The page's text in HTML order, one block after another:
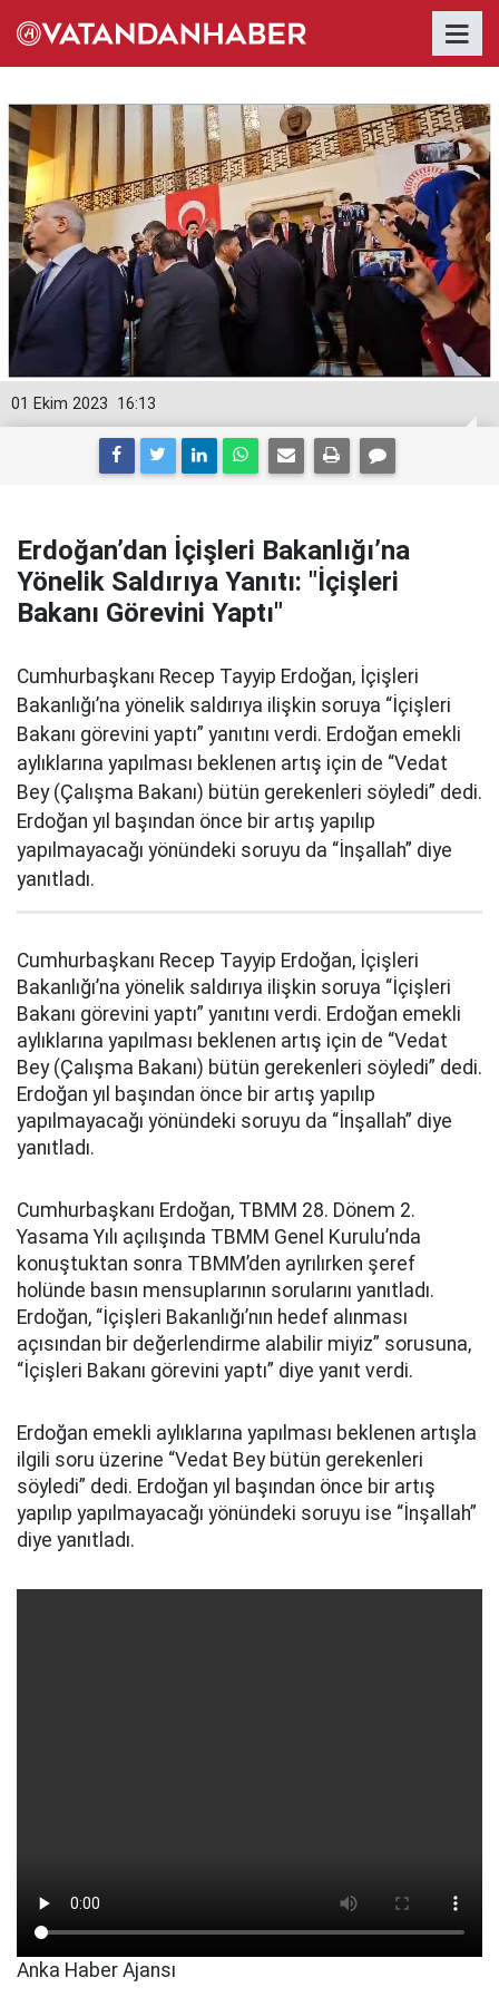
16:13
01 Ekim 2023
Erdoğan’dan İçişleri Bakanlığı’na
Yönelik Saldırıya Yanıtı: "İçişleri
Bakanı Görevini Yaptı"
Cumhurbaşkanı Recep Tayyip Erdoğan, İçişleri
Bakanlığı’na yönelik saldırıya ilişkin soruya “İçişleri
Bakanı görevini yaptı” yanıtını verdi. Erdoğan emekli
aylıklarına yapılması beklenen artış için de “Vedat
Bey (Çalışma Bakanı) bütün gerekenleri söyledi” dedi.
Erdoğan yıl başından önce bir artış yapılıp
yapılmayacağı yönündeki soruyu da “İnşallah” diye
yanıtladı.
Cumhurbaşkanı Recep Tayyip Erdoğan, İçişleri
Bakanlığı’na yönelik saldırıya ilişkin soruya “İçişleri
Bakanı görevini yaptı” yanıtını verdi. Erdoğan emekli
aylıklarına yapılması beklenen artış için de “Vedat
Bey (Çalışma Bakanı) bütün gerekenleri söyledi” dedi.
Erdoğan yıl başından önce bir artış yapılıp
yapılmayacağı yönündeki soruyu da “İnşallah” diye
yanıtladı.
Cumhurbaşkanı Erdoğan, TBMM 28. Dönem 2.
Yasama Yılı açılışında TBMM Genel Kurulu’nda
konuştuktan sonra TBMM’den ayrılırken şeref
holünde basın mensuplarının sorularını yanıtladı.
Erdoğan, “İçişleri Bakanlığı’nın hedef alınması
açısından bir değerlendirme alabilir miyiz” sorusuna,
“İçişleri Bakanı görevini yaptı” diye yanıt verdi.
Erdoğan emekli aylıklarına yapılması beklenen artışla
ilgili soru üzerine “Vedat Bey bütün gerekenleri
söyledi” dedi. Erdoğan yıl başından önce bir artış
yapılıp yapılmayacağı yönündeki soruyu ise “İnşallah”
diye yanıtladı.
Anka Haber Ajansı